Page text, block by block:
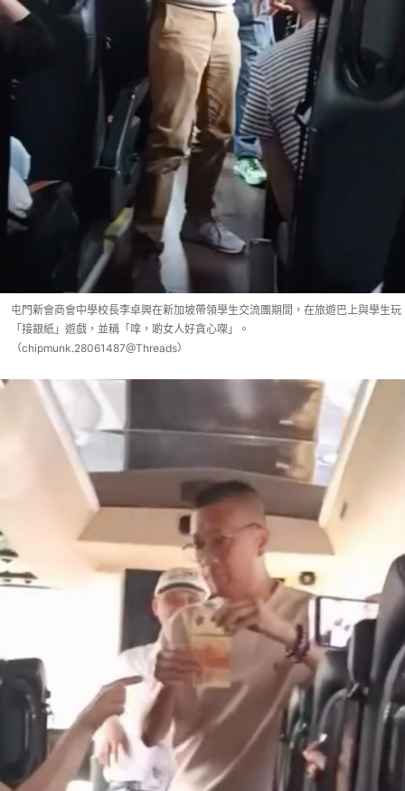
屯門新會商會中學校長李卓興在新加坡帶領學生交流團期間，在旅遊巴上與學生玩
「接銀紙」遊戲，並稱「嗱，啲女人好貪心㗎」。
（chipmunk.28061487@Threads）